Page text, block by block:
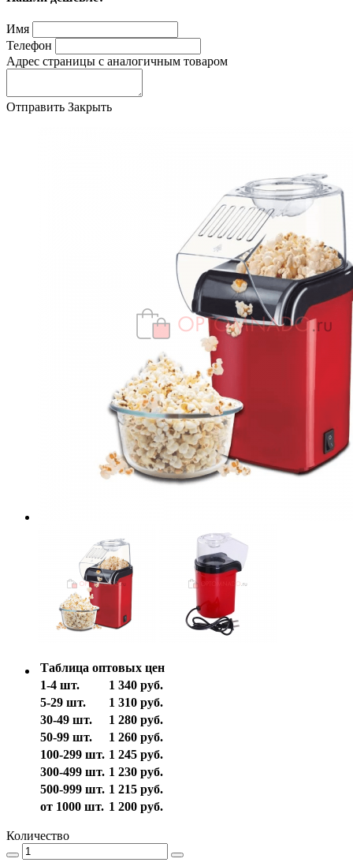
Имя
Телефон
Адрес страницы с аналогичным товаром
Отправить Закрыть
Таблица оптовых цен
1-4 шт.
1 340 руб.
5-29 шт.
1 310 руб.
30-49 шт.
1 280 руб.
50-99 шт.
1 260 руб.
100-299 шт. 1 245 руб.
300-499 шт. 1 230 руб.
500-999 шт. 1 215 руб.
от 1000 шт. 1 200 руб.
Количество